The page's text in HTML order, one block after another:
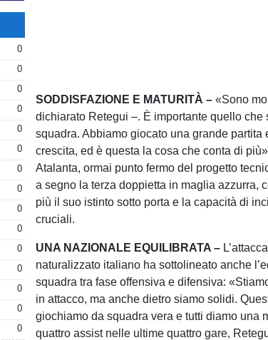
0
0
0
0
0
0
0
0
0
0
0
0
0
0
0
SODDISFAZIONE E MATURITÀ –«Sono
dichiarato Retegui –. È importante quello che
squadra. Abbiamo giocato una grande partita
crescita, ed è questa la cosa che conta di
Atalanta, ormai punto fermo del progetto
a segno la terza doppietta in maglia azzurra,
più il suo istinto sotto porta e la capacità di
cruciali.
UNA NAZIONALE EQUILIBRATA –
naturalizzato italiano ha sottolineato anche
squadra tra fase offensiva e difensiva:
in attacco, ma anche dietro siamo solidi.
giochiamo da squadra vera e tutti diamo una
quattro assist nelle ultime quattro gare,